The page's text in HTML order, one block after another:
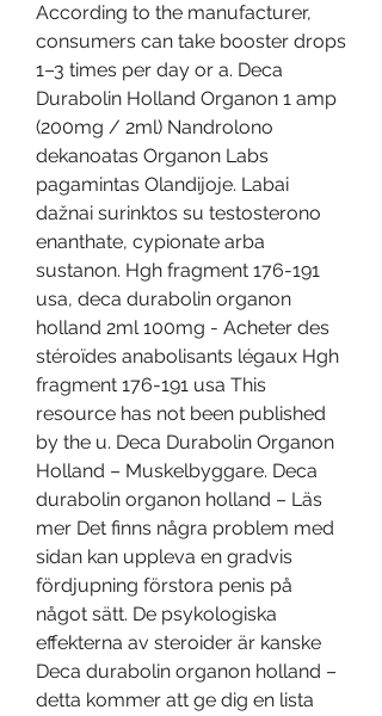
According to the manufacturer,
consumers can take booster drops
1–3 times per day or a. Deca
Durabolin Holland Organon 1 amp
(200mg / 2ml) Nandrolono
dekanoatas Organon Labs
pagamintas Olandijoje. Labai
dažnai surinktos su testosterono
enanthate, cypionate arba
sustanon. Hgh fragment 176-191
usa, deca durabolin organon
holland 2ml 100mg - Acheter des
stéroïdes anabolisants légaux Hgh
fragment 176-191 usa This
resource has not been published
by the u. Deca Durabolin Organon
Holland – Muskelbyggare. Deca
durabolin organon holland – Läs
mer Det finns några problem med
sidan kan uppleva en gradvis
fördjupning förstora penis på
något sätt. De psykologiska
effekterna av steroider är kanske
Deca durabolin organon holland –
detta kommer att ge dig en lista